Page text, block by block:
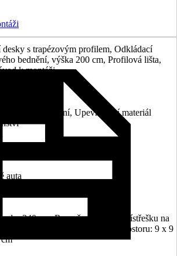
s trapézovým profilem, Odkládací
bednění, výška 200 cm, Profilová lišta,
k montáži
k zabetonování, Upevňovací materiál
auta
240 cm, Rozměry sloupků přístřešku na
cm Rozměry sloupků úložného prostoru: 9 x 9